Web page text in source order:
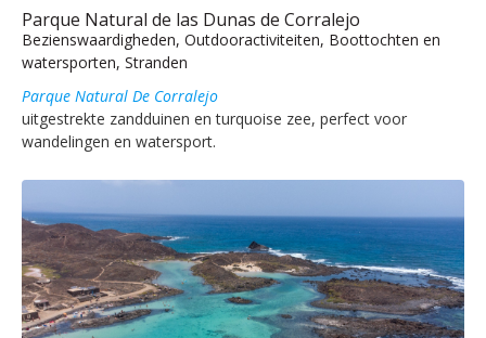
Parque Natural de las Dunas de Corralejo
Bezienswaardigheden, Outdooractiviteiten, Boottochten en
watersporten, Stranden
Parque Natural De Corralejo
uitgestrekte zandduinen en turquoise zee, perfect voor
wandelingen en watersport.